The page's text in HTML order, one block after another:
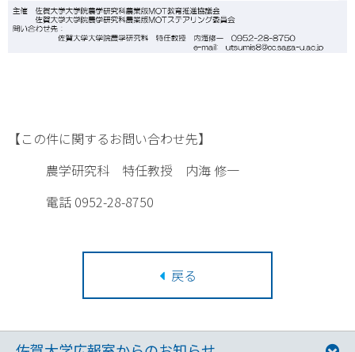
【この件に関するお問い合わせ先】
農学研究科 特任教授 内海 修一
電話 0952-28-8750
戻る